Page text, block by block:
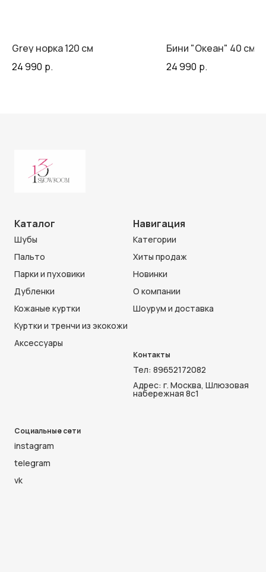
Grey норка 120 см
24 990 р.
Бини "Океан" 40 см
24 990 р.
Каталог
Шубы
Пальто
Парки и пуховики
Дубленки
Кожаные куртки
Куртки и тренчи из экокожи
Аксессуары
Навигация
Категории
Хиты продаж
Новинки
О компании
Шоурум и доставка
Контакты
Тел: 89652172082
Адрес: г. Москва, Шлюзовая
набережная 8с1
Социальные сети
instagram
telegram
vk